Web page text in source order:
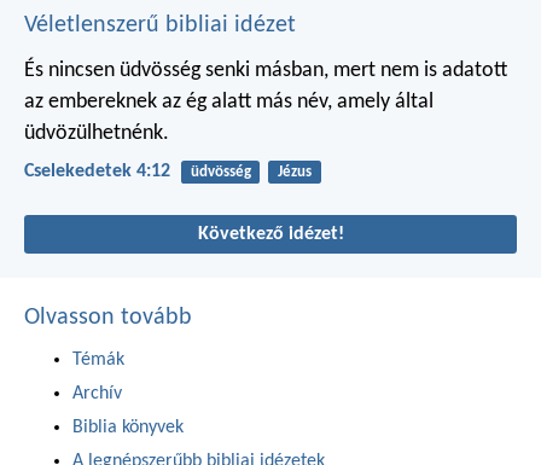
Véletlenszerű bibliai idézet
És nincsen üdvösség senki másban, mert nem is adatott
az embereknek az ég alatt más név, amely által
üdvözülhetnénk.
Cselekedetek 4:12 üdvösség Jézus
Következő idézet!
Olvasson tovább
Témák
Archív
Biblia könyvek